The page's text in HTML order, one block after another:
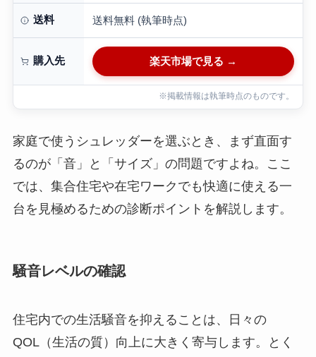
送料 送料無料 (執筆時点)
購入先 楽天市場で見る →
※掲載情報は執筆時点のものです。
家庭で使うシュレッダーを選ぶとき、まず直面す
るのが「音」と「サイズ」の問題ですよね。ここ
では、集合住宅や在宅ワークでも快適に使える一
台を見極めるための診断ポイントを解説します。
騒音レベルの確認
住宅内での生活騒音を抑えることは、日々の
QOL（生活の質）向上に大きく寄与します。とく